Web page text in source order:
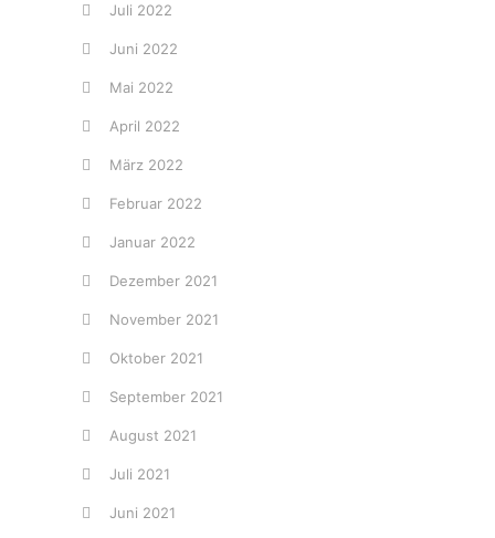
Juli 2022
Juni 2022
Mai 2022
April 2022
März 2022
Februar 2022
Januar 2022
Dezember 2021
November 2021
Oktober 2021
September 2021
August 2021
Juli 2021
Juni 2021